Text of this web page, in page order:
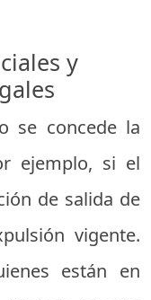
y
se concede la
ejemplo, si el
de salida de
vigente.
están en